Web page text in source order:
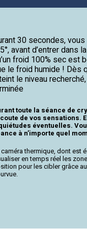
30 secondes,
avant d’entrer dans
froid 100% sec est
le froid humide ! Dès
le niveau
toute la séance de
de vos sensations.
éventuelles.
à n’importe quel
thermique, dont est
en temps réel les
pour les cibler grâce